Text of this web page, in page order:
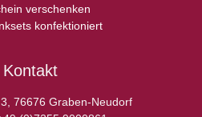
verschenken
konfektioniert
Kontakt
76676 Graben-Neudorf